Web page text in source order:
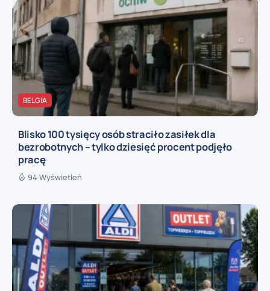
BELGIA
Blisko 100 tysięcy osób straciło zasiłek dla
bezrobotnych – tylko dziesięć procent podjęło
pracę
94 Wyświetleń